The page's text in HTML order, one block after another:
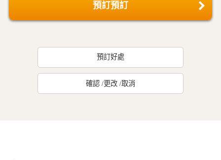
預訂預訂
預訂好處
確認 /更改 /取消